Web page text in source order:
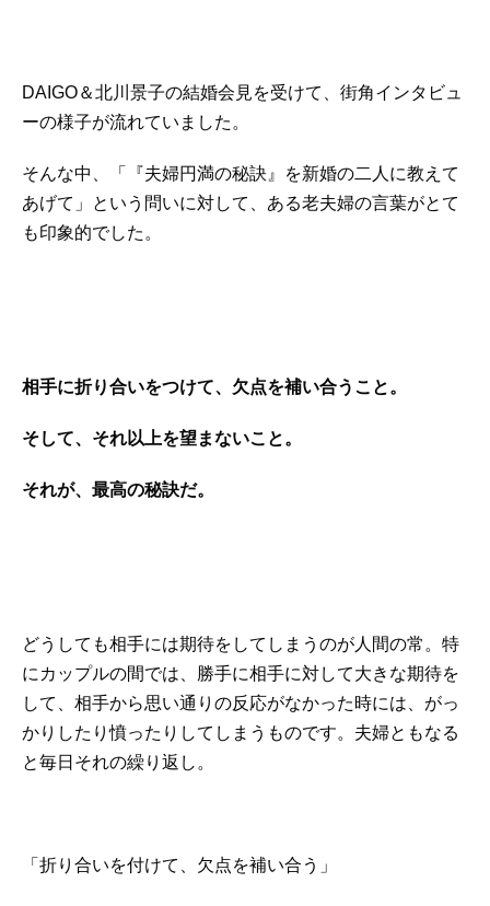
DAIGO＆北川景子の結婚会見を受けて、街角インタビュ
ーの様子が流れていました。
そんな中、「『夫婦円満の秘訣』を新婚の二人に教えて
あげて」という問いに対して、ある老夫婦の言葉がとて
も印象的でした。
相手に折り合いをつけて、欠点を補い合うこと。
そして、それ以上を望まないこと。
それが、最高の秘訣だ。
どうしても相手には期待をしてしまうのが人間の常。特
にカップルの間では、勝手に相手に対して大きな期待を
して、相手から思い通りの反応がなかった時には、がっ
かりしたり憤ったりしてしまうものです。夫婦ともなる
と毎日それの繰り返し。
「折り合いを付けて、欠点を補い合う」